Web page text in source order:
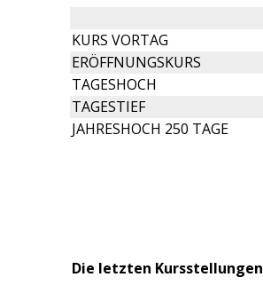
KURS VORTAG
ERÖFFNUNGSKURS
TAGESHOCH
TAGESTIEF
JAHRESHOCH 250 TAGE
Die letzten Kursstellungen